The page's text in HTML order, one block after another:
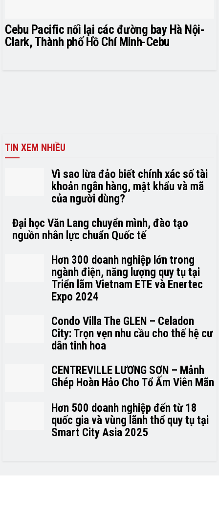
Cebu Pacific nối lại các đường bay Hà Nội-
Clark, Thành phố Hồ Chí Minh-Cebu
TIN XEM NHIỀU
Vì sao lừa đảo biết chính xác số tài
khoản ngân hàng, mật khẩu và mã
của người dùng?
Đại học Văn Lang chuyển mình, đào tạo
nguồn nhân lực chuẩn Quốc tế
Hơn 300 doanh nghiệp lớn trong
ngành điện, năng lượng quy tụ tại
Triển lãm Vietnam ETE và Enertec
Expo 2024
Condo Villa The GLEN – Celadon
City: Trọn vẹn nhu cầu cho thế hệ cư
dân tinh hoa
CENTREVILLE LƯƠNG SƠN – Mảnh
Ghép Hoàn Hảo Cho Tổ Ấm Viên Mãn
Hơn 500 doanh nghiệp đến từ 18
quốc gia và vùng lãnh thổ quy tụ tại
Smart City Asia 2025